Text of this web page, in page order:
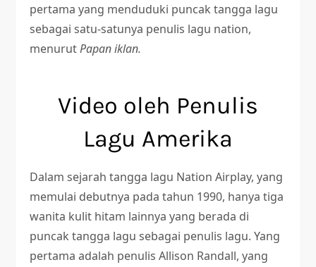
pertama yang menduduki puncak tangga lagu
sebagai satu-satunya penulis lagu nation,
menurutPapan iklan.
Video oleh Penulis
Lagu Amerika
Dalam sejarah tangga lagu Nation Airplay, yang
memulai debutnya pada tahun 1990, hanya tiga
wanita kulit hitam lainnya yang berada di
puncak tangga lagu sebagai penulis lagu. Yang
pertama adalah penulis Allison Randall, yang